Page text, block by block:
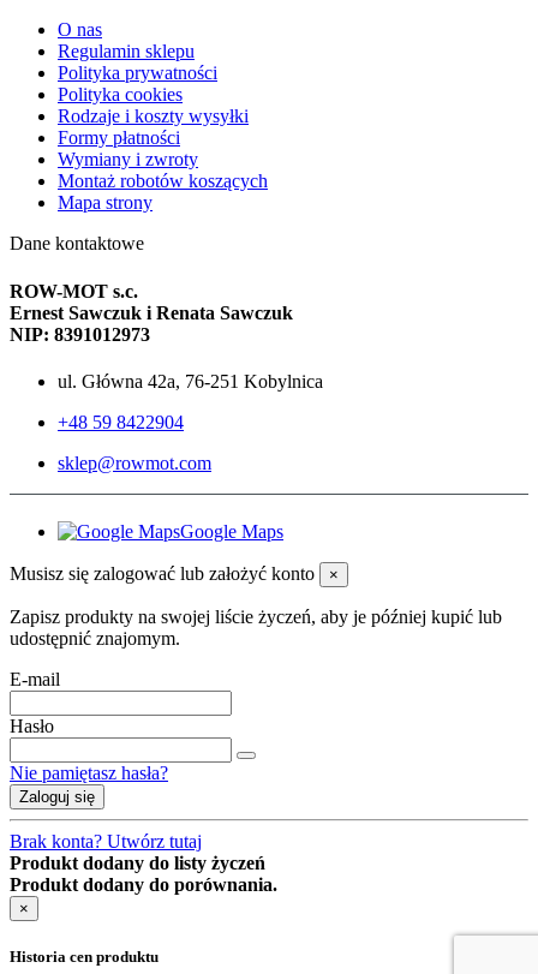
O nas
Regulamin sklepu
Polityka prywatności
Polityka cookies
Rodzaje i koszty wysyłki
Formy płatności
Wymiany i zwroty
Montaż robotów koszących
Mapa strony
Dane kontaktowe
ROW-MOT s.c.
Ernest Sawczuk i Renata Sawczuk
NIP: 8391012973
ul. Główna 42a, 76-251 Kobylnica
+48 59 8422904
sklep@rowmot.com
Google Maps
Musisz się zalogować lub założyć konto ×
Zapisz produkty na swojej liście życzeń, aby je później kupić lub
udostępnić znajomym.
E-mail
Hasło
Nie pamiętasz hasła?
Zaloguj się
Brak konta? Utwórz tutaj
Produkt dodany do listy życzeń
Produkt dodany do porównania.
×
Historia cen produktu